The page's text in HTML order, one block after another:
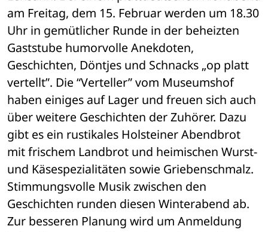
am Freitag, dem 15. Februar werden um 18.30
Uhr in gemütlicher Runde in der beheizten
Gaststube humorvolle Anekdoten,
Geschichten, Döntjes und Schnacks „op platt
vertellt”. Die “Verteller” vom Museumshof
haben einiges auf Lager und freuen sich auch
über weitere Geschichten der Zuhörer. Dazu
gibt es ein rustikales Holsteiner Abendbrot
mit frischem Landbrot und heimischen Wurst-
und Käsespezialitäten sowie Griebenschmalz.
Stimmungsvolle Musik zwischen den
Geschichten runden diesen Winterabend ab.
Zur besseren Planung wird um Anmeldung